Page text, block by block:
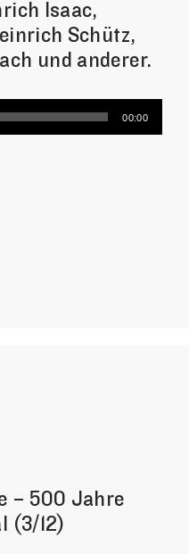
Isaac,
Schütz,
und anderer.
00:00
– 500 Jahre
(3/12)